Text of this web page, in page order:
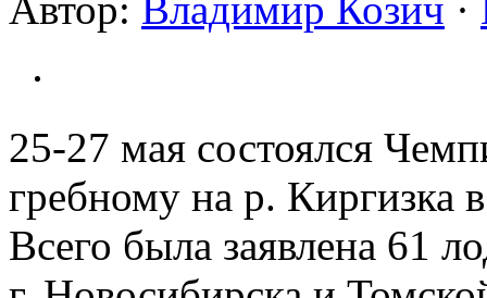
25-27 мая состоялся
гребному на р. Киргизка
Всего была заявлена 61